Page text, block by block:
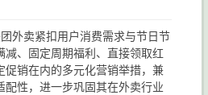
外卖紧扣用户消费需求与节日节
减、固定周期福利、直接领取红
促销在内的多元化营销举措，兼
配性，进一步巩固其在外卖行业